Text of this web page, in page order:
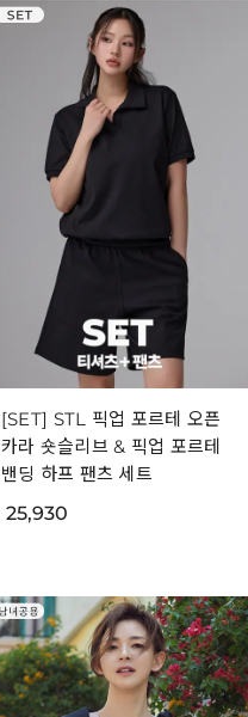
[SET] STL 픽업 포르테 오픈
카라 숏슬리브 & 픽업 포르테
밴딩 하프 팬츠 세트
25,930